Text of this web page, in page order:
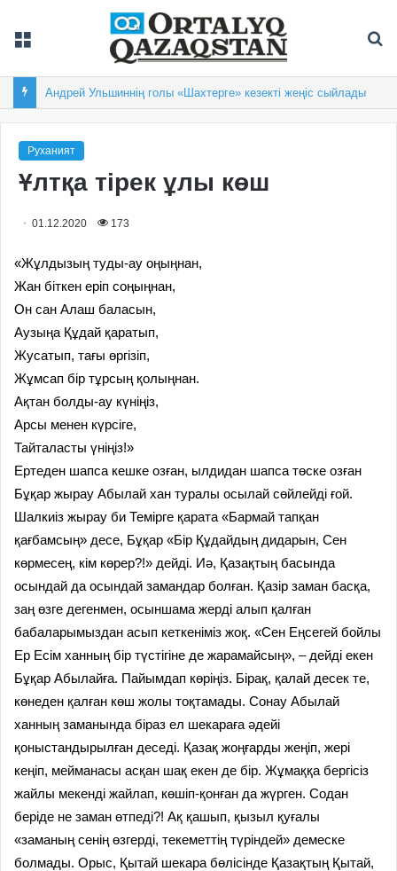
Андрей Ульшиннің голы «Шахтерге» кезекті жеңіс сыйлады
Руханият
Ұлтқа тірек ұлы көш
01.12.2020 173
«Жұлдызың туды-ау оңыңнан,
Жан біткен еріп соңыңнан,
Он сан Алаш баласын,
Аузыңа Құдай қаратып,
Жусатып, тағы өргізіп,
Жұмсап бір тұрсың қолыңнан.
Ақтан болды-ау күніңіз,
Арсы менен күрсіге,
Тайталасты үніңіз!»
Ертеден шапса кешке озған, ылдидан шапса төске озған
Бұқар жырау Абылай хан туралы осылай сөйлейді ғой.
Шалкиіз жырау би Темірге қарата «Бармай тапқан
қағбамсың» десе, Бұқар «Бір Құдайдың дидарын, Сен
көрмесең, кім көрер?!» дейді. Иә, Қазақтың басында
осындай да осындай замандар болған. Қазір заман басқа,
заң өзге дегенмен, осыншама жерді алып қалған
бабаларымыздан асып кеткеніміз жоқ. «Сен Еңсегей бойлы
Ер Есім ханның бір түстігіне де жарамайсың», – дейді екен
Бұқар Абылайға. Пайымдап көріңіз. Бірақ, қалай десек те,
көнеден қалған көш жолы тоқтамады. Сонау Абылай
ханның заманында біраз ел шекараға әдейі
қоныстандырылған деседі. Қазақ жоңғарды жеңіп, жері
кеңіп, мейманасы асқан шақ екен де бір. Жұмаққа бергісіз
жайлы мекенді жайлап, көшіп-қонған да жүрген. Содан
беріде не заман өтпеді?! Ақ қашып, қызыл қуғалы
«заманың сенің өзгерді, текеметтің түріндей» демеске
болмады. Орыс, Қытай шекара бөлісінде Қазақтың Қытай,